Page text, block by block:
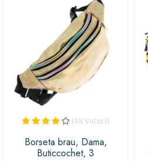
(48 voturi)
Borseta brau, Dama,
Buticcochet, 3